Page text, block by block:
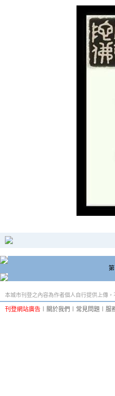
第
本城市刊登之內容為作者個人自行提供上傳，
刊登網站廣告 關於我們 常見問題 服